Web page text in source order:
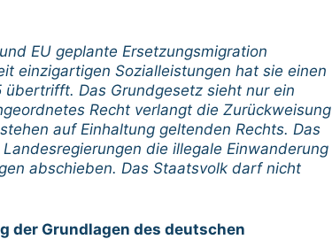
EU geplante Ersetzungsmigration
einzigartigen Sozialleistungen hat sie einen
Das Grundgesetz sieht nur ein
Recht verlangt die Zurückweisung
auf Einhaltung geltenden Rechts. Das
die illegale Einwanderung
abschieben. Das Staatsvolk darf nicht
der Grundlagen des deutschen